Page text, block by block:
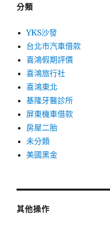
分類
YKS沙發
台北市汽車借款
喜鴻假期評價
喜鴻旅行社
喜鴻東北
基隆牙醫診所
屏東機車借款
房屋二胎
未分類
美國黑金
其他操作